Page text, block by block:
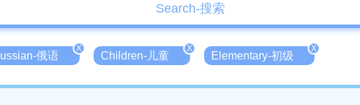
俄语
X
Children-儿童
X
Elementary-初级
X